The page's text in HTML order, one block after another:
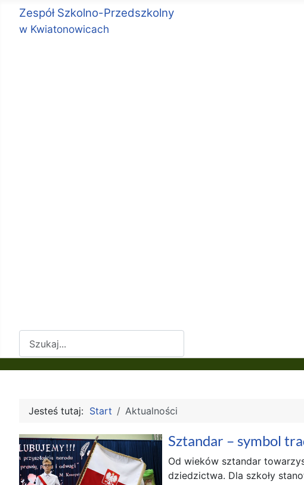
Zespół Szkolno-Przedszkolny
w Kwiatonowicach
Jesteś tutaj: Start Aktualności
Sztandar – symbol
Od wieków sztandar
dziedzictwa. Dla szkoły